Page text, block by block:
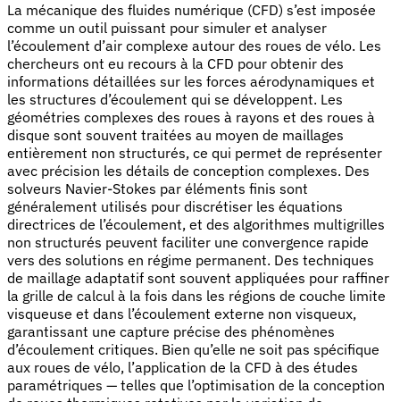
La mécanique des fluides numérique (CFD) s’est imposée
comme un outil puissant pour simuler et analyser
l’écoulement d’air complexe autour des roues de vélo. Les
chercheurs ont eu recours à la CFD pour obtenir des
informations détaillées sur les forces aérodynamiques et
les structures d’écoulement qui se développent. Les
géométries complexes des roues à rayons et des roues à
disque sont souvent traitées au moyen de maillages
entièrement non structurés, ce qui permet de représenter
avec précision les détails de conception complexes. Des
solveurs Navier-Stokes par éléments finis sont
généralement utilisés pour discrétiser les équations
directrices de l’écoulement, et des algorithmes multigrilles
non structurés peuvent faciliter une convergence rapide
vers des solutions en régime permanent. Des techniques
de maillage adaptatif sont souvent appliquées pour raffiner
la grille de calcul à la fois dans les régions de couche limite
visqueuse et dans l’écoulement externe non visqueux,
garantissant une capture précise des phénomènes
d’écoulement critiques. Bien qu’elle ne soit pas spécifique
aux roues de vélo, l’application de la CFD à des études
paramétriques — telles que l’optimisation de la conception